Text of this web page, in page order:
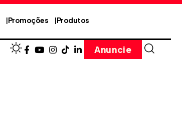
Promoções Produtos
Anuncie